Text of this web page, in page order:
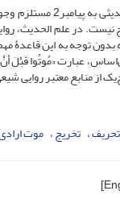
انتساب هر
صحیح نیست. در علم
عبارت «مُوتُوا قَبْلَ
از منابع معتبر روایی
تحریف تخریج موت